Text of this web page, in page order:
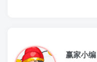
赢家小编